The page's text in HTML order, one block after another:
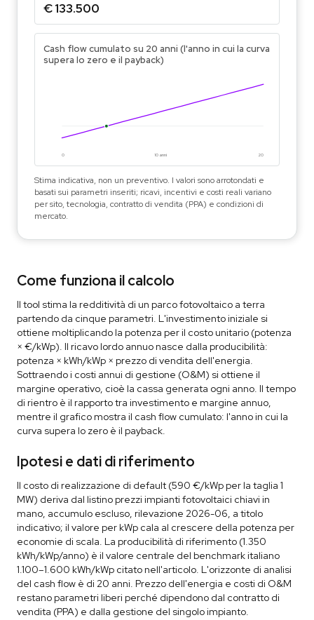
€ 133.500
Cash flow cumulato su 20 anni (l'anno in cui la curva
supera lo zero e il payback)
0 10 anni 20
Stima indicativa, non un preventivo. I valori sono arrotondati e
basati sui parametri inseriti; ricavi, incentivi e costi reali variano
per sito, tecnologia, contratto di vendita (PPA) e condizioni di
mercato.
Come funziona il calcolo
Il tool stima la redditività di un parco fotovoltaico a terra
partendo da cinque parametri. L'investimento iniziale si
ottiene moltiplicando la potenza per il costo unitario (potenza
× €/kWp). Il ricavo lordo annuo nasce dalla producibilità:
potenza × kWh/kWp × prezzo di vendita dell'energia.
Sottraendo i costi annui di gestione (O&M) si ottiene il
margine operativo, cioè la cassa generata ogni anno. Il tempo
di rientro è il rapporto tra investimento e margine annuo,
mentre il grafico mostra il cash flow cumulato: l'anno in cui la
curva supera lo zero è il payback.
Ipotesi e dati di riferimento
Il costo di realizzazione di default (590 €/kWp per la taglia 1
MW) deriva dal listino prezzi impianti fotovoltaici chiavi in
mano, accumulo escluso, rilevazione 2026-06, a titolo
indicativo; il valore per kWp cala al crescere della potenza per
economie di scala. La producibilità di riferimento (1.350
kWh/kWp/anno) è il valore centrale del benchmark italiano
1.100–1.600 kWh/kWp citato nell'articolo. L'orizzonte di analisi
del cash flow è di 20 anni. Prezzo dell'energia e costi di O&M
restano parametri liberi perché dipendono dal contratto di
vendita (PPA) e dalla gestione del singolo impianto.